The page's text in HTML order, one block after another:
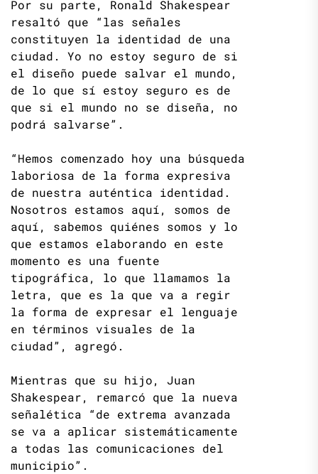
Por su parte, Ronald Shakespear
resaltó que “las señales
constituyen la identidad de una
ciudad. Yo no estoy seguro de si
el diseño puede salvar el mundo,
de lo que sí estoy seguro es de
que si el mundo no se diseña, no
podrá salvarse”.
“Hemos comenzado hoy una búsqueda
laboriosa de la forma expresiva
de nuestra auténtica identidad.
Nosotros estamos aquí, somos de
aquí, sabemos quiénes somos y lo
que estamos elaborando en este
momento es una fuente
tipográfica, lo que llamamos la
letra, que es la que va a regir
la forma de expresar el lenguaje
en términos visuales de la
ciudad”, agregó.
Mientras que su hijo, Juan
Shakespear, remarcó que la nueva
señalética “de extrema avanzada
se va a aplicar sistemáticamente
a todas las comunicaciones del
municipio”.